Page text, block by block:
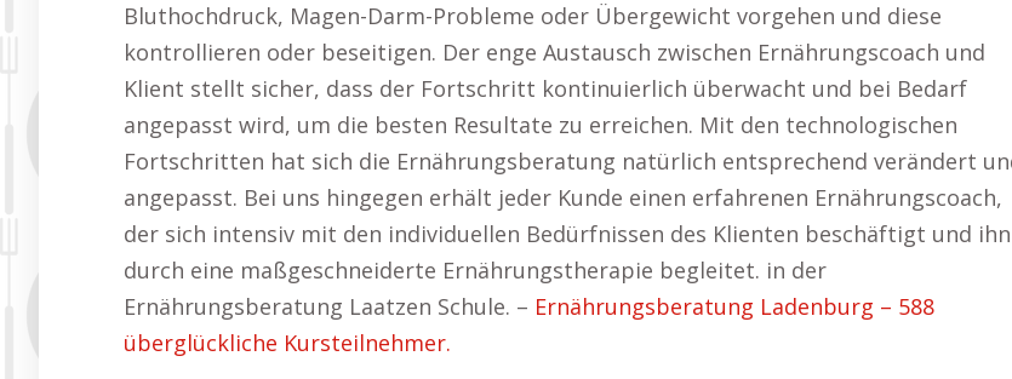
Bluthochdruck, Magen-Darm-Probleme oder Übergewicht vorgehen und diese
kontrollieren oder beseitigen. Der enge Austausch zwischen Ernährungscoach und
Klient stellt sicher, dass der Fortschritt kontinuierlich überwacht und bei Bedarf
angepasst wird, um die besten Resultate zu erreichen. Mit den technologischen
Fortschritten hat sich die Ernährungsberatung natürlich entsprechend verändert
angepasst. Bei uns hingegen erhält jeder Kunde einen erfahrenen Ernährungscoach,
der sich intensiv mit den individuellen Bedürfnissen des Klienten beschäftigt und ihn
durch eine maßgeschneiderte Ernährungstherapie begleitet. in der
Ernährungsberatung Laatzen Schule. – Ernährungsberatung Ladenburg – 588
überglückliche Kursteilnehmer.